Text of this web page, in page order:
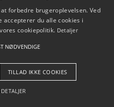
hos en køreskole i
- Pilanto Aps
forbedre brugeroplevelsen. Ved
accepterer du alle cookies i
cookiepolitik. Detaljer
NØDVENDIGE
TILLAD IKKE COOKIES